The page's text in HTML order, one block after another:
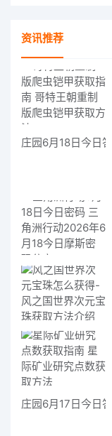
资讯推荐